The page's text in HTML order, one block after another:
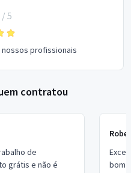
/ 5
profissionais
contratou
de
grátis e não é
bom